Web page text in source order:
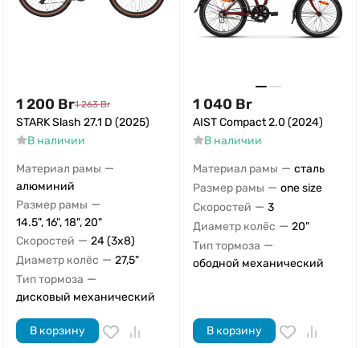
1 200 Br1 263 Br
STARK Slash 27.1 D (2025)
В наличии
Материал рамы —
алюминий
Размер рамы —
14.5", 16", 18", 20"
Скоростей — 24 (3x8)
Диаметр колёс — 27,5"
Тип тормоза —
дисковый механический
В корзину
1 040 Br
AIST Compact 2.0 (2024)
В наличии
Материал рамы — сталь
Размер рамы — one size
Скоростей — 3
Диаметр колёс — 20"
Тип тормоза —
ободной механический
В корзину